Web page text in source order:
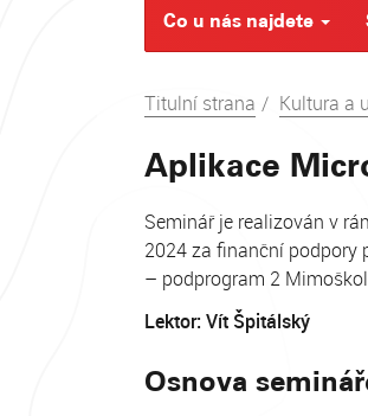
Co u nás najdete
Titulní strana Kultura a
Aplikace
Seminář je realizován v
2024 za finanční podpory
– podprogram 2
Lektor: Vít Špitálský
Osnova